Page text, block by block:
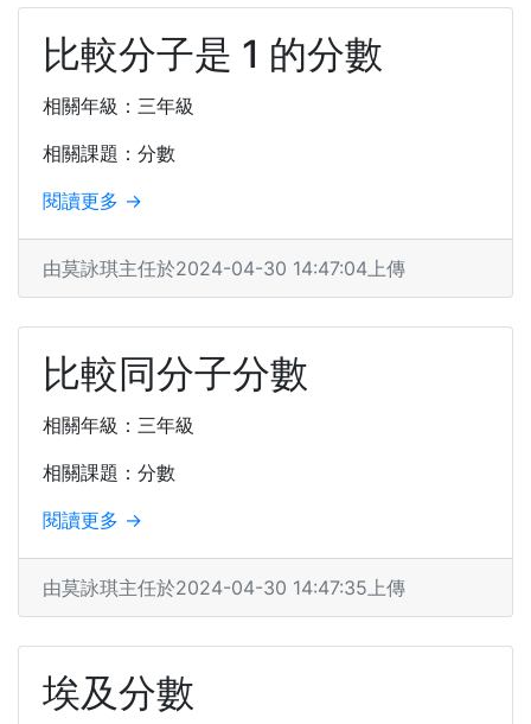
比較分子是 1 的分數
相關年級：三年級
相關課題：分數
閱讀更多 →
由莫詠琪主任於2024-04-30 14:47:04上傳
比較同分子分數
相關年級：三年級
相關課題：分數
閱讀更多 →
由莫詠琪主任於2024-04-30 14:47:35上傳
埃及分數